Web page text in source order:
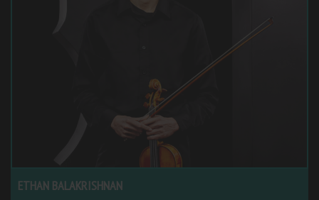
ETHAN BALAKRISHNAN